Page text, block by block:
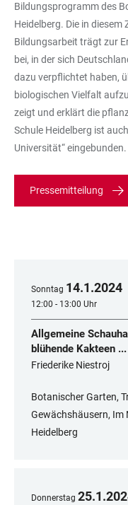
Bildungsprogramm des
Heidelberg. Die in
Bildungsarbeit trägt zur
bei, in der sich
dazu verpflichtet haben,
biologischen Vielfalt
zeigt und erklärt die
Schule Heidelberg ist
Universität“ eingebunden.
Pressemitteilung
Sonntag 14.1.2024
12:00 - 13:00 Uhr
Allgemeine
blühende Kakteen ...
Friederike Niestroj
Botanischer Garten,
Gewächshäusern, Im
Heidelberg
Donnerstag 25.1.